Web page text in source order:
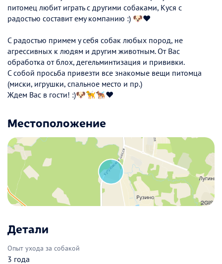
питомец любит играть с другими собаками, Куся с
радостью составит ему компанию :) 🐶❤️
С радостью примем у себя собак любых пород, не
агрессивных к людям и другим животным. От Вас
обработка от блох, дегельминтизация и прививки.
С собой просьба привезти все знакомые вещи питомца
(миски, игрушки, спальное место и пр.)
Ждем Вас в гости! :)🐶🦮🐕‍🦺❤️
Местоположение
Детали
Опыт ухода за собакой
3 года